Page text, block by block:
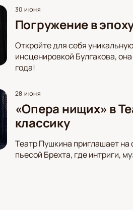
30 июня
Погружение в
Откройте для себя
инсценировкой Булгакова,
года!
28 июня
«Опера нищих» в
классику
Театр Пушкина приглашает
пьесой Брехта, где интриги,